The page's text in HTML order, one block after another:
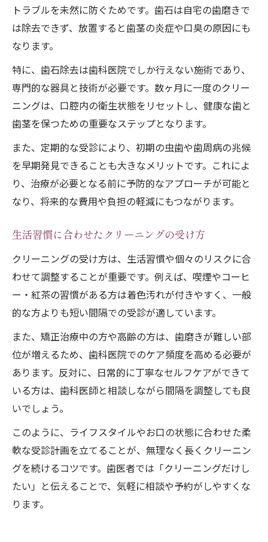
トラブルを未然に防ぐためです。歯石は自宅の歯磨きで
は除去できず、放置すると歯茎の炎症や口臭の原因にも
なります。
特に、歯石除去は歯科医院でしか行えない施術であり、
専門的な器具と技術が必要です。数ヶ月に一度のクリー
ニングは、口腔内の衛生状態をリセットし、健康な歯と
歯茎を保つための重要なステップとなります。
また、定期的な受診により、初期の虫歯や歯周病の兆候
を早期発見できることも大きなメリットです。これによ
り、治療が必要となる前に予防的なアプローチが可能と
なり、将来的な費用や負担の軽減にもつながります。
生活習慣に合わせたクリーニングの受け方
クリーニングの受け方は、生活習慣や個々のリスクに合
わせて調整することが重要です。例えば、喫煙やコーヒ
ー・紅茶の習慣がある方は着色汚れが付きやすく、一般
的な方よりも短い間隔での受診が適しています。
また、矯正治療中の方や高齢の方は、歯磨きが難しい部
位が増えるため、歯科医院でのケア頻度を高める必要が
あります。反対に、日常的に丁寧なセルフケアができて
いる方は、歯科医師と相談しながら間隔を調整しても良
いでしょう。
このように、ライフスタイルやお口の状態に合わせた柔
軟な受診計画を立てることが、無理なく長くクリーニン
グを続けるコツです。歯医者では「クリーニングだけし
たい」と伝えることで、気軽に相談や予約がしやすくな
ります。